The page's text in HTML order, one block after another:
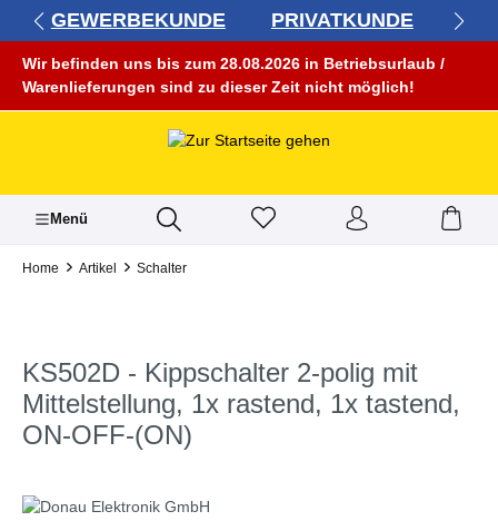
springen
GEWERBEKUNDE PRIVATKUNDE
Wir befinden uns bis zum 28.08.2026 in Betriebsurlaub /
Warenlieferungen sind zu dieser Zeit nicht möglich!
Menü
Home Artikel Schalter
KS502D - Kippschalter 2-polig mit
Mittelstellung, 1x rastend, 1x tastend,
ON-OFF-(ON)